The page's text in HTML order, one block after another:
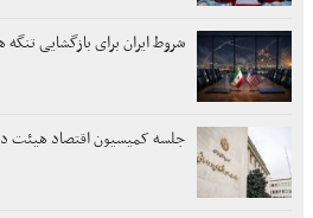
شروط ایران برای بازگشایی تنگه
جلسه کمیسیون اقتصاد هیئت